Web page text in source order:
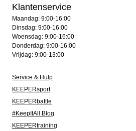
Klantenservice
Maandag: 9:00-16:00
Dinsdag: 9:00-16:00
Woensdag: 9:00-16:00
Donderdag: 9:00-16:00
Vrijdag: 9:00-13:00
Service & Hulp
KEEPERsport
KEEPERbattle
#KeepItAll Blog
KEEPERtraining